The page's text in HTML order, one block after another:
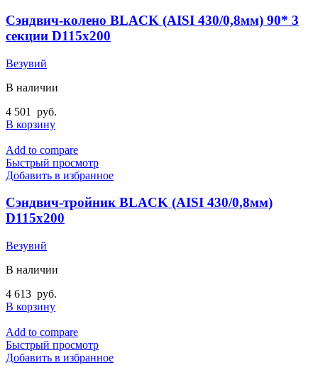
Сэндвич-колено BLACK (AISI 430/0,8мм) 90* 3
секции D115х200
Везувий
В наличии
4 501
руб.
В корзину
Add to compare
Быстрый просмотр
Добавить в избранное
Сэндвич-тройник BLACK (AISI 430/0,8мм)
D115х200
Везувий
В наличии
4 613 руб.
В корзину
Add to compare
Быстрый просмотр
Добавить в избранное